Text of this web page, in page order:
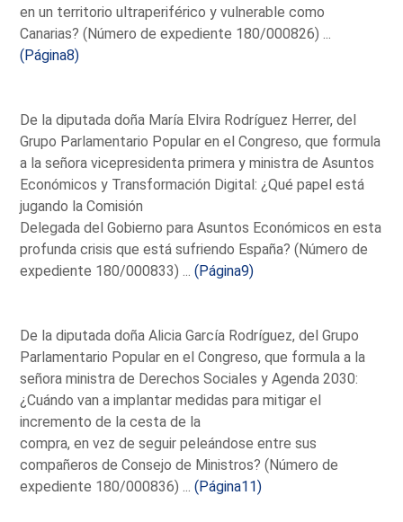
en un territorio ultraperiférico y vulnerable como
Canarias? (Número de expediente 180/000826) ...
(Página8)
De la diputada doña María Elvira Rodríguez Herrer, del
Grupo Parlamentario Popular en el Congreso, que formula
a la señora vicepresidenta primera y ministra de Asuntos
Económicos y Transformación Digital: ¿Qué papel está
jugando la Comisión
Delegada del Gobierno para Asuntos Económicos en esta
profunda crisis que está sufriendo España? (Número de
expediente 180/000833) ...(Página9)
De la diputada doña Alicia García Rodríguez, del Grupo
Parlamentario Popular en el Congreso, que formula a la
señora ministra de Derechos Sociales y Agenda 2030:
¿Cuándo van a implantar medidas para mitigar el
incremento de la cesta de la
compra, en vez de seguir peleándose entre sus
compañeros de Consejo de Ministros? (Número de
expediente 180/000836) ...(Página11)